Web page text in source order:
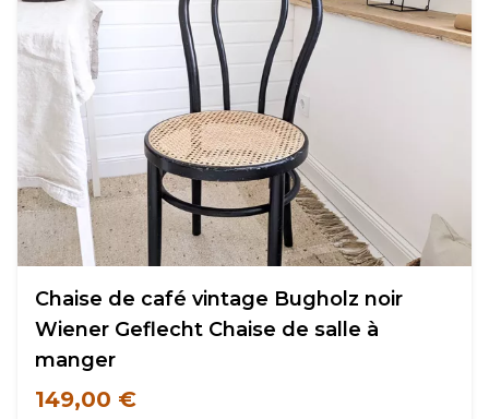
Chaise de café vintage Bugholz noir
Wiener Geflecht Chaise de salle à
manger
149,00 €